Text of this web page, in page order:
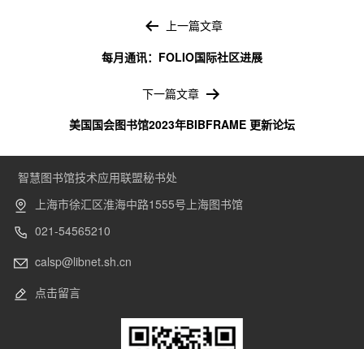
上一篇文章
每月通讯：FOLIO国际社区进展
下一篇文章
美国国会图书馆2023年BIBFRAME 更新论坛
智慧图书馆技术应用联盟秘书处
上海市徐汇区淮海中路1555号上海图书馆
021-54565210
calsp@libnet.sh.cn
点击留言